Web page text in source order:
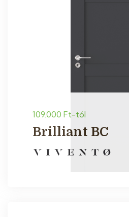
109.000 Ft-tól
Brilliant BC